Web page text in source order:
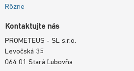
Rôzne
Kontaktujte nás
PROMETEUS - SL s.r.o.
Levočská 35
064 01 Stará Ľubovňa